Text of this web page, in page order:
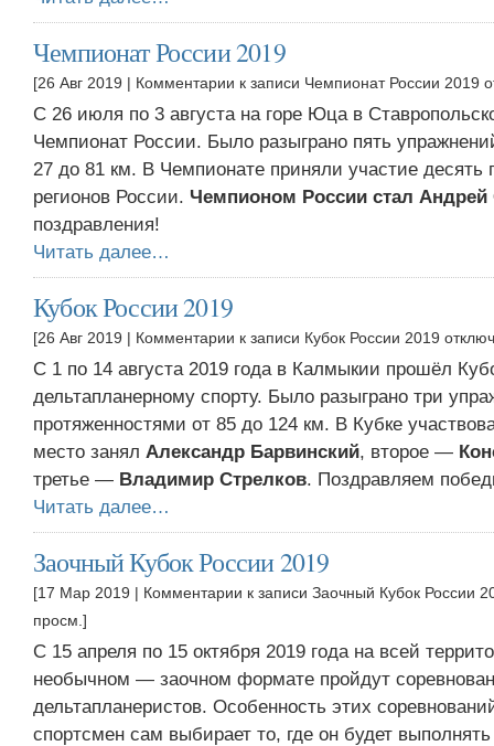
Чемпионат России 2019
[26 Авг 2019 | Комментарии к записи Чемпионат России 2019
C 26 июля по 3 августа на горе Юца в
Чемпионат России. Было разыграно пять
27 до 81 км. В Чемпионате приняли участие десять
регионов России. Чемпионом России стал
поздравления!
Читать далее…
Кубок России 2019
[26 Авг 2019 | Комментарии к записи Кубок России 2019
С 1 по 14 августа 2019 года в Калмыкии прошёл
дельтапланерному спорту. Было разыграно три
протяженностями от 85 до 124 км. В Кубке
место занял Александр Барвинский, второе —
третье — Владимир Стрелков. Поздравляем
Читать далее…
Заочный Кубок России 2019
[17 Мар 2019 | Комментарии к записи Заочный Кубок России
просм.]
С 15 апреля по 15 октября 2019 года на всей
необычном — заочном формате пройдут
дельтапланеристов. Особенность этих
спортсмен сам выбирает то, где он будет